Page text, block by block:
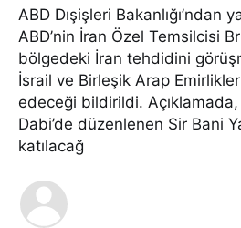
ABD Dışişleri Bakanlığı’ndan
ABD’nin İran Özel Temsilcisi
bölgedeki İran tehdidini
İsrail ve Birleşik Arap
edeceği bildirildi. Açıklamada,
Dabi’de düzenlenen Sir Bani
katılacağ